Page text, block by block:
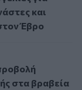
και
Έβρο
στα βραβεία